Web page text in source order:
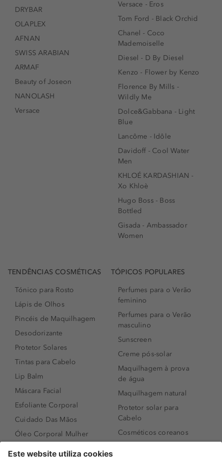
DRYBAR
OLAPLEX
AFNAN
SWISS ARABIAN
ARMAF
Beauty of Joseon
NANOLASH
Versace
Versace - Eros
Tom Ford - Black Orchid
Chanel - Coco
Mademoiselle
Diesel - D By Diesel
Kenzo - Flower by Kenzo
Florence By Mills -
Wildly Me
Dolce&Gabbana - Light
Blue
Lancôme - Idôle
Davidoff - Cool Water
Men
KHLOÉ KARDASHIAN -
Xo Khloè
Hugo Boss - Boss
Bottled
Gisada - Ambassador
Women
TENDÊNCIAS COSMÉTICAS
Tónico para Rosto
Lápis de Olhos
Pincéis de Maquilhagem
Desodorizante
Protetor Solares
Tintas para Cabelo
Lip Balm
Máscara Facial
Esfoliante Corporal
Cuidado Das Mãos
Óleo Corporal Mulher
TÓPICOS POPULARES
Perfumes para o Verão
feminino
Perfumes para o Verão
masculino
Sunscreen
Creme pós-solar
Maquilhagem à prova
de água
Maquilhagem natural
Protetor solar para
Cabelo
Cosméticos coreanos